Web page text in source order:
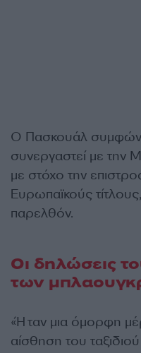
Ο Πασκουάλ
συνεργαστεί με
με στόχο την
Ευρωπαϊκούς
παρελθόν.
Οι δηλώσεις
των
«Ήταν μια όμορφη
αίσθηση του